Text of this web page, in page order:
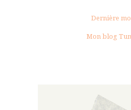
Dernière
Mon blog